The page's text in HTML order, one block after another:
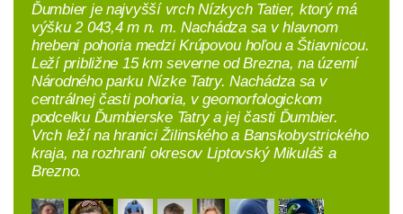
Ďumbier je najvyšší vrch Nízkych Tatier, ktorý má
výšku 2 043,4 m n. m. Nachádza sa v hlavnom
hrebeni pohoria medzi Krúpovou hoľou a Štiavnicou.
Leží približne 15 km severne od Brezna, na území
Národného parku Nízke Tatry. Nachádza sa v
centrálnej časti pohoria, v geomorfologickom
podcelku Ďumbierske Tatry a jej časti Ďumbier.
Vrch leží na hranici Žilinského a Banskobystrického
kraja, na rozhraní okresov Liptovský Mikuláš a
Brezno.